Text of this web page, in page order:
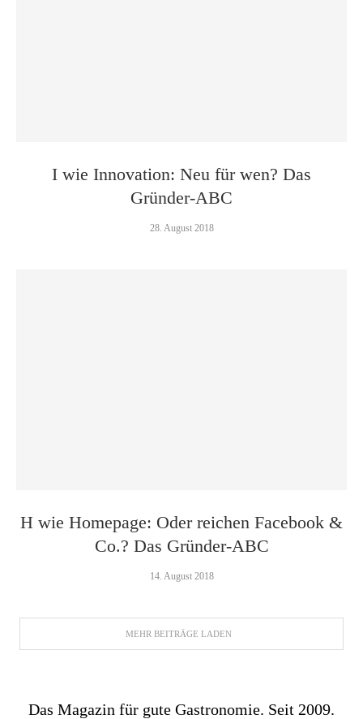
I wie Innovation: Neu für wen? Das
Gründer-ABC
28. August 2018
H wie Homepage: Oder reichen Facebook &
Co.? Das Gründer-ABC
14. August 2018
MEHR BEITRÄGE LADEN
Das Magazin für gute Gastronomie. Seit 2009.